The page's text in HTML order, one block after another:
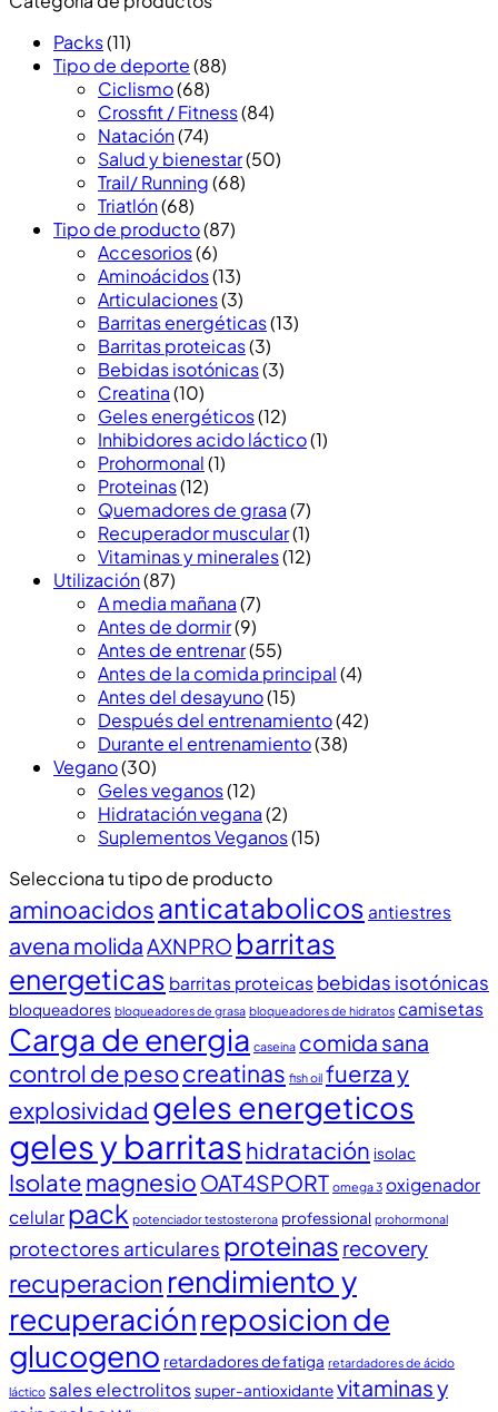
Packs(11)
Tipo de deporte(88)
Ciclismo(68)
Crossfit / Fitness(84)
Natación(74)
Salud y bienestar(50)
Trail/ Running(68)
Triatlón(68)
Tipo de producto(87)
Accesorios(6)
Aminoácidos(13)
Articulaciones(3)
Barritas energéticas(13)
Barritas proteicas(3)
Bebidas isotónicas(3)
Creatina(10)
Geles energéticos(12)
Inhibidores acido láctico(1)
Prohormonal(1)
Proteinas(12)
Quemadores de grasa(7)
Recuperador muscular(1)
Vitaminas y minerales(12)
Utilización(87)
A media mañana(7)
Antes de dormir(9)
Antes de entrenar(55)
Antes de la comida principal(4)
Antes del desayuno(15)
Después del entrenamiento(42)
Durante el entrenamiento(38)
Vegano(30)
Geles veganos(12)
Hidratación vegana(2)
Suplementos Veganos(15)
Selecciona tu tipo de producto
aminoacidosanticatabolicos antiestres
avena molidaAXNPRO barritas
energeticas barritas proteicas bebidas isotónicas
bloqueadores bloqueadores de grasa bloqueadores de hidratos camisetas
Carga de energia caseina comida sana
control de pesocreatinas fish oil fuerza y
explosividad geles energeticos
geles y barritashidratación isolac
Isolatemagnesio OAT4SPORT omega 3 oxigenador
celular pack potenciador testosterona professional prohormonal
protectores articulares proteinas recovery
recuperacion rendimiento y
recuperaciónreposicion de
glucogeno retardadores de fatiga retardadores de ácido
láctico sales electrolitos super-antioxidantevitaminas y